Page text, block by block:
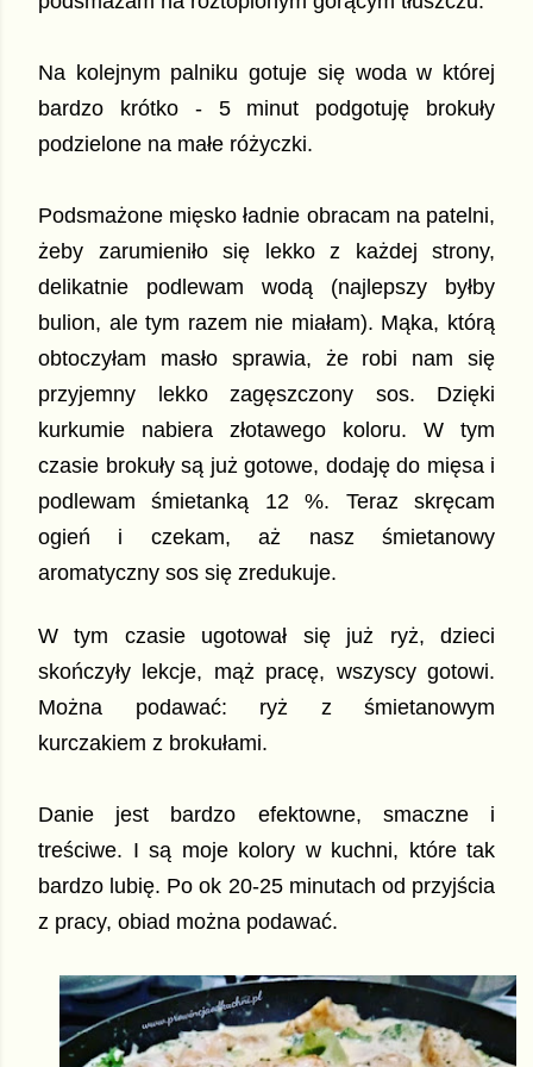
Na kolejnym palniku gotuje się woda w której
bardzo krótko - 5 minut podgotuję brokuły
podzielone na małe różyczki.
Podsmażone mięsko ładnie obracam na patelni,
żeby zarumieniło się lekko z każdej strony,
delikatnie podlewam wodą (najlepszy byłby
bulion, ale tym razem nie miałam). Mąka, którą
obtoczyłam masło sprawia, że robi nam się
przyjemny lekko zagęszczony sos. Dzięki
kurkumie nabiera złotawego koloru. W tym
czasie brokuły są już gotowe, dodaję do mięsa i
podlewam śmietanką 12 %. Teraz skręcam
ogień i czekam, aż nasz śmietanowy
aromatyczny sos się zredukuje.
W tym czasie ugotował się już ryż, dzieci
skończyły lekcje, mąż pracę, wszyscy gotowi.
Można podawać: ryż z śmietanowym
kurczakiem z brokułami.
Danie jest bardzo efektowne, smaczne i
treściwe. I są moje kolory w kuchni, które tak
bardzo lubię. Po ok 20-25 minutach od przyjścia
z pracy, obiad można podawać.